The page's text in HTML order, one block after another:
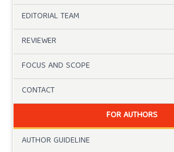
EDITORIAL TEAM
REVIEWER
FOCUS AND SCOPE
CONTACT
FOR AUTHORS
AUTHOR GUIDELINE